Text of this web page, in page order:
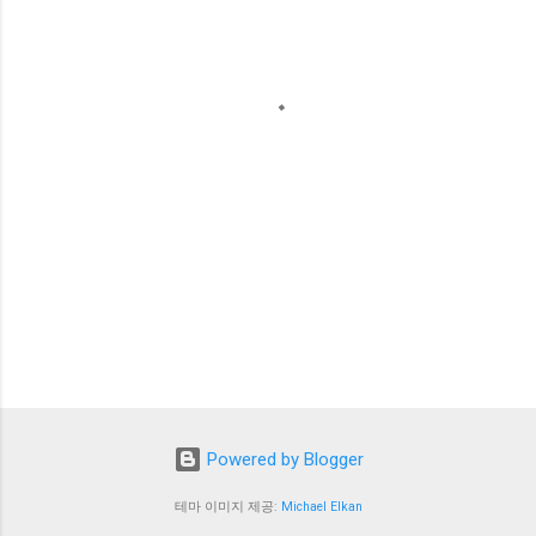
Powered by Blogger
테마 이미지 제공: Michael Elkan